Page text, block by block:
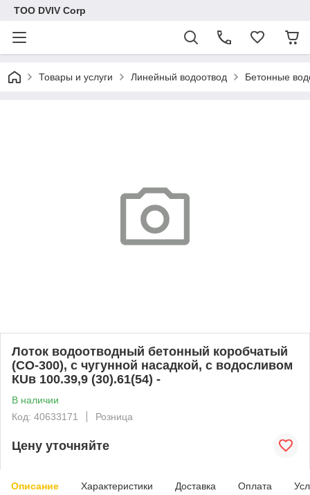
ТОО DVIV Corp
Товары и услуги Линейный водоотвод Бетонные
Лоток водоотводный бетонный коробчатый
(СО-300), с чугунной насадкой, с водосливом
КUв 100.39,9 (30).61(54) -
В наличии
Код: 40633171
Розница
Цену уточняйте
Описание Характеристики Доставка Оплата